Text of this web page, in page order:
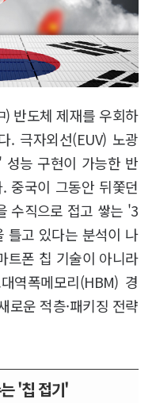
반도체 제재를 우회하
. 극자외선(EUV) 노광
능 구현이 가능한 반
중국이 그동안 뒤쫓던
수직으로 접고 쌓는 '3
틀고 있다는 분석이 나
트폰 칩 기술이 아니라
역폭메모리(HBM) 경
로운 적층·패키징 전략
'칩 접기'